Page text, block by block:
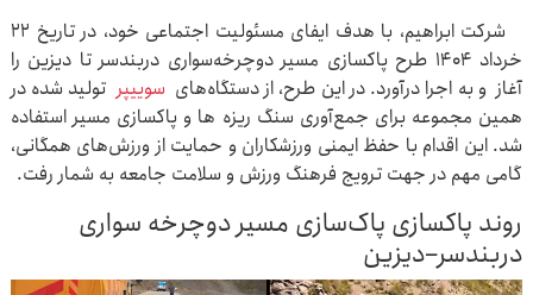
شرکت ابراهیم، با هدف ایفای مسئولیت اجتماعی خود، در تاریخ ۲۲
خرداد ۱۴۰۴ طرح پاکسازی مسیر دوچرخه‌سواری دربندسر تا دیزین را
آغاز و به اجرا درآورد. در این طرح، از دستگاه‌های سوییپر تولید شده در
همین مجموعه برای جمع‌آوری سنگ ریزه ها و پاکسازی مسیر استفاده
شد. این اقدام با حفظ ایمنی ورزشکاران و حمایت از ورزش‌های همگانی،
گامی مهم در جهت ترویج فرهنگ ورزش و سلامت جامعه به شمار رفت.
روند پاکسازی پاک‌سازی مسیر دوچرخه سواری
دربندسر–دیزین